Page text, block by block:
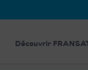
Découvrir